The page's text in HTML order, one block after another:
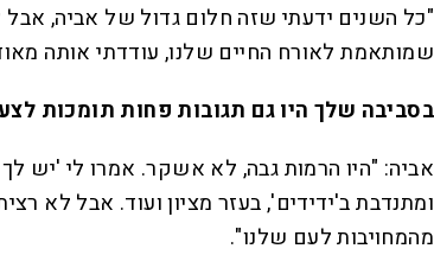
"כל השנים ידעתי שזה חלום גדול של אביה,
שמותאמת לאורח החיים שלנו, עודדתי אותה
בסביבה שלך היו גם תגובות פחות תומכות
אביה: "היו הרמות גבה, לא אשקר. אמרו לי 'יש
ומתנדבת ב'ידידים', בעזר מציון ועוד. אבל לא
מהמחויבות לעם שלנו".